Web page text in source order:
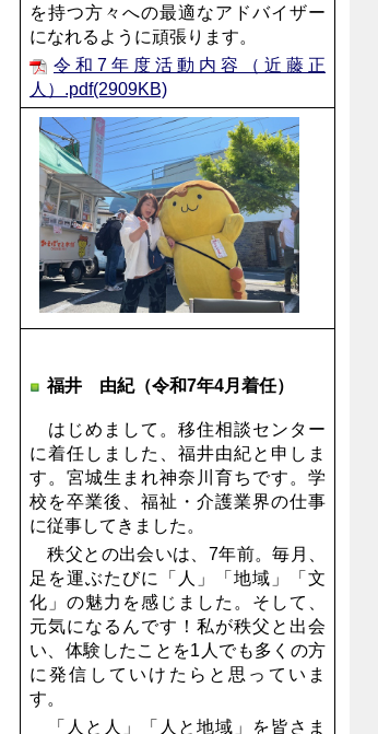
を持つ方々への最適なアドバイザー
になれるように頑張ります。
令和7年度活動内容（近藤正
人）.pdf(2909KB)
福井 由紀（令和7年4月着任）
はじめまして。移住相談センター
に着任しました、福井由紀と申しま
す。宮城生まれ神奈川育ちです。学
校を卒業後、福祉・介護業界の仕事
に従事してきました。
秩父との出会いは、7年前。毎月、
足を運ぶたびに「人」「地域」「文
化」の魅力を感じました。そして、
元気になるんです！私が秩父と出会
い、体験したことを1人でも多くの方
に発信していけたらと思っていま
す。
「人と人」「人と地域」を皆さま